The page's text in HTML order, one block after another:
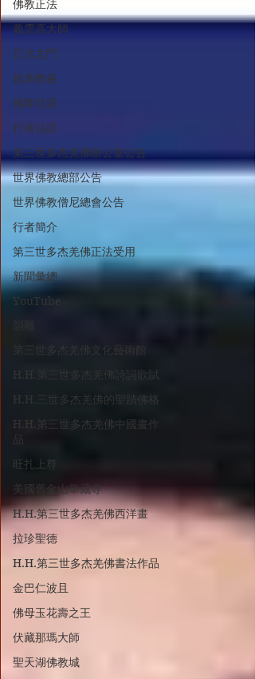
佛教正法
義雲高大師
正法之門
經典教義
佛降甘露
行者法語
第三世多杰羌佛辦公室公告
世界佛教總部公告
世界佛教僧尼總會公告
行者簡介
第三世多杰羌佛正法受用
新聞彙總
YouTube
第三世多杰羌佛文化藝術館
H.H.第三世多杰羌佛詩詞歌賦
H.H.三世多杰羌佛的聖蹟佛格
H.H.第三世多杰羌佛中國畫作
品
旺扎上尊
美國舊金山華藏寺
H.H.第三世多杰羌佛西洋畫
拉珍聖德
H.H.第三世多杰羌佛書法作品
金巴仁波且
佛母玉花壽之王
伏藏那瑪大師
聖天湖佛教城